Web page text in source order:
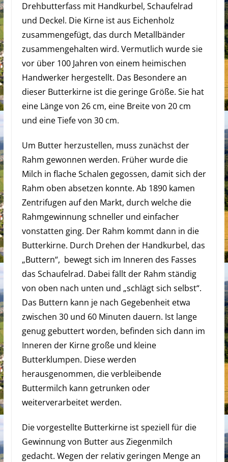
Drehbutterfass mit Handkurbel, Schaufelrad
und Deckel. Die Kirne ist aus Eichenholz
zusammengefügt, das durch Metallbänder
zusammengehalten wird. Vermutlich wurde sie
vor über 100 Jahren von einem heimischen
Handwerker hergestellt. Das Besondere an
dieser Butterkirne ist die geringe Größe. Sie hat
eine Länge von 26 cm, eine Breite von 20 cm
und eine Tiefe von 30 cm.
Um Butter herzustellen, muss zunächst der
Rahm gewonnen werden. Früher wurde die
Milch in flache Schalen gegossen, damit sich der
Rahm oben absetzen konnte. Ab 1890 kamen
Zentrifugen auf den Markt, durch welche die
Rahmgewinnung schneller und einfacher
vonstatten ging. Der Rahm kommt dann in die
Butterkirne. Durch Drehen der Handkurbel, das
„Buttern“, bewegt sich im Inneren des Fasses
das Schaufelrad. Dabei fällt der Rahm ständig
von oben nach unten und „schlägt sich selbst“.
Das Buttern kann je nach Gegebenheit etwa
zwischen 30 und 60 Minuten dauern. Ist lange
genug gebuttert worden, befinden sich dann im
Inneren der Kirne große und kleine
Butterklumpen. Diese werden
herausgenommen, die verbleibende
Buttermilch kann getrunken oder
weiterverarbeitet werden.
Die vorgestellte Butterkirne ist speziell für die
Gewinnung von Butter aus Ziegenmilch
gedacht. Wegen der relativ geringen Menge an